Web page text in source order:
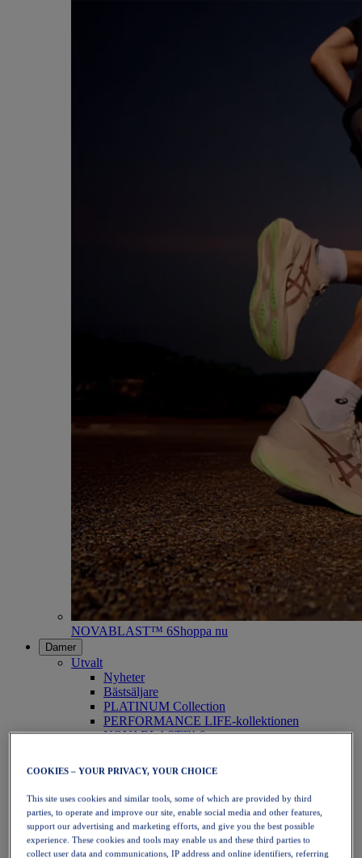
NOVABLAST™ 6Shoppa nu
Damer
Utvalt
Nyheter
Bästsäljare
PLATINUM Collection
PERFORMANCE LIFE-kollektionen
NOVABLAST™ 6
Löpning
Traillöpning
Tennis
Volleyboll
Handboll
Padel
Nätboll
COOKIES – YOUR PRIVACY, YOUR CHOICE
This site uses cookies and similar tools, some of which are provided by third
parties, to operate and improve our site, enable social media and other features,
support our advertising and marketing efforts, and give you the best possible
experience. These cookies and tools may enable us and these third parties to
collect user data and communications, IP address and online identifiers, referring